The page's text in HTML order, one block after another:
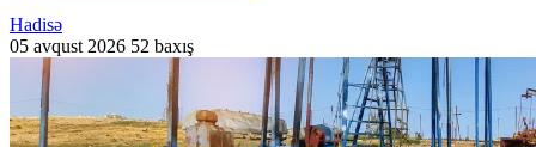
Hadisə
05 avqust 2026 52 baxış